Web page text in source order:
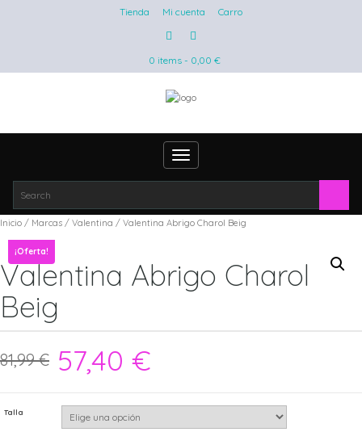
Tienda Mi cuenta Carro
0 items - 0,00 €
Toggle
navigation
Inicio / Marcas / Valentina / Valentina Abrigo Charol Beig
¡Oferta!
Valentina Abrigo Charol
Beig
81,99€ 57,40 €
Talla